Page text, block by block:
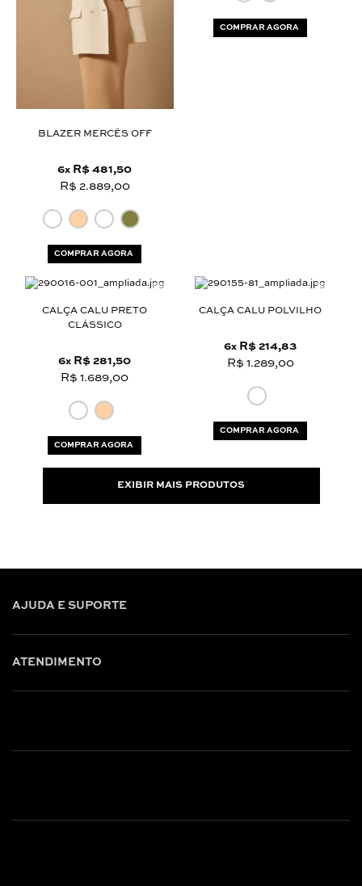
BLAZER MERCÊS OFF
6x R$ 481,50
R$ 2.889,00
COMPRAR AGORA
COMPRAR AGORA
CALÇA CALU PRETO
CLÁSSICO
6x R$ 281,50
R$ 1.689,00
COMPRAR AGORA
CALÇA CALU POLVILHO
6x R$ 214,83
R$ 1.289,00
COMPRAR AGORA
EXIBIR MAIS PRODUTOS
AJUDA E SUPORTE
ATENDIMENTO
Nossas Lojas